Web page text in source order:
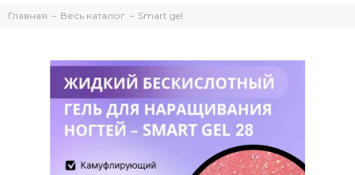
Главная Весь каталог Smart gel